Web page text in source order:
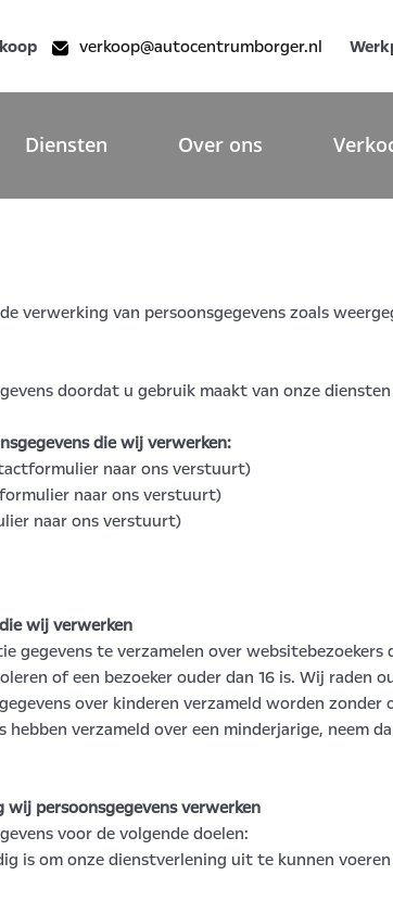
verkoop@autocentrumborger.nl
Diensten Over ons
verwerking van persoonsgegevens zoals
doordat u gebruik maakt van onze
die wij verwerken:
naar ons verstuurt)
naar ons verstuurt)
naar ons verstuurt)
wij verwerken
te verzamelen over websitebezoekers
of een bezoeker ouder dan 16 is. Wij raden
over kinderen verzameld worden
verzameld over een minderjarige, neem
persoonsgegevens verwerken
voor de volgende doelen:
is om onze dienstverlening uit te kunnen voeren